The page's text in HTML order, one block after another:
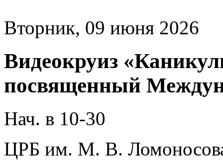
Вторник, 09 июня 2026
Видеокруиз
посвященный
Нач. в 10-30
ЦРБ им. М. В.